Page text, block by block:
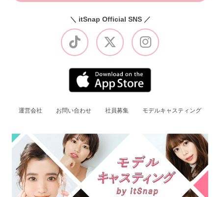
＼ itSnap Official SNS ／
運営会社 お問い合わせ 社員募集 モデルキャスティング